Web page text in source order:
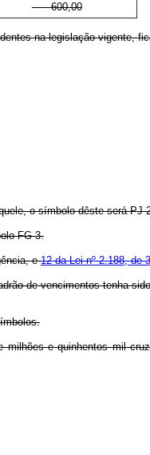
600,00
na legislação vigente,
o símbolo dêste será PJ-
FG-3.
e12 da Lei nº 2.188, de
de vencimentos tenha
e quinhentos mil